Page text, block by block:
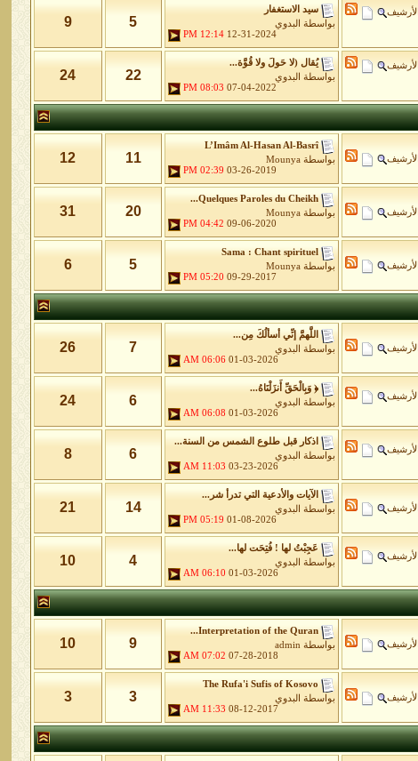
الأرشيف
سيد الاستغفار
بواسطة
البدوي
12-31-2024
12:14 PM
5
9
الأرشيف
يُقال (لا حَولَ ولا قُوَّة...
بواسطة
البدوي
07-04-2022
08:03 PM
22
24
الأرشيف
L’Imâm Al-Hasan Al-Basrî
بواسطة Mounya
03-26-2019
02:39 PM
11
12
الأرشيف
Quelques Paroles du Cheikh...
بواسطة Mounya
09-06-2020
04:42 PM
20
31
الأرشيف
Sama : Chant spirituel
بواسطة Mounya
09-29-2017
05:20 PM
5
6
الأرشيف
اللَّهمَّ إنِّي أسألُكَ مِن...
بواسطة
البدوي
01-03-2026
06:06 AM
7
26
الأرشيف
﴿ وَبِالْحَقِّ أَنزَلْنَاهُ...
بواسطة
البدوي
01-03-2026
06:08 AM
6
24
الأرشيف
اذكار قبل طلوع الشمس من السنة...
بواسطة
البدوي
03-23-2026
11:03 AM
6
8
الأرشيف
الآيات والأدعية التي تدرأ شر...
بواسطة
البدوي
01-08-2026
05:19 PM
14
21
الأرشيف
عَجِبْتُ لها ! فُتِحَت لها...
بواسطة
البدوي
01-03-2026
06:10 AM
4
10
الأرشيف
Interpretation of the Quran...
بواسطة admin
07-28-2018
07:02 AM
9
10
الأرشيف
The Rufa'i Sufis of Kosovo
بواسطة
البدوي
08-12-2017
11:33 AM
3
3